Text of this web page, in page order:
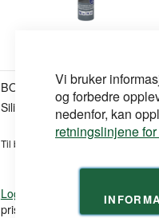
Vi bruker
og forbedre
nedenfor, kan
retningslinjene
BOSTIK
Silikon S755 Black 300ml
Til bruk på kjøkken og bad
Logg inn
for å se din
pris